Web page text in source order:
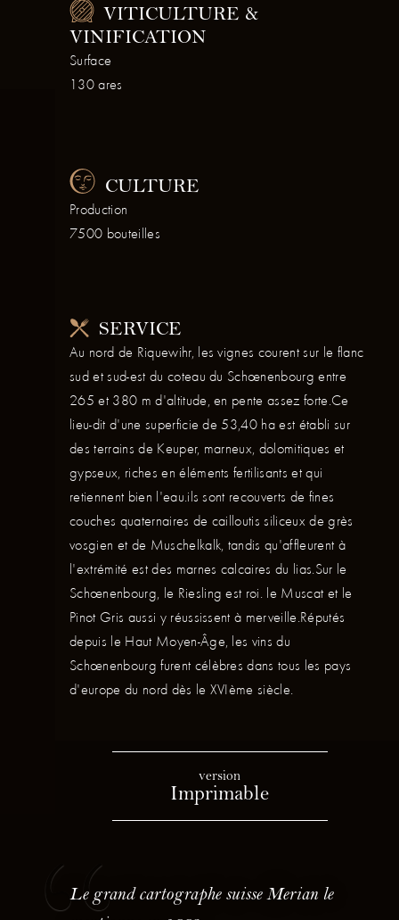
VITICULTURE &
VINIFICATION
Surface
130 ares
CULTURE
Production
7500 bouteilles
SERVICE
Au nord de Riquewihr, les vignes courent sur le flanc
sud et sud-est du coteau du Schœnenbourg entre
265 et 380 m d'altitude, en pente assez forte.Ce
lieu-dit d'une superficie de 53,40 ha est établi sur
des terrains de Keuper, marneux, dolomitiques et
gypseux, riches en éléments fertilisants et qui
retiennent bien l'eau.ils sont recouverts de fines
couches quaternaires de cailloutis siliceux de grès
vosgien et de Muschelkalk, tandis qu'affleurent à
l'extrémité est des marnes calcaires du lias.Sur le
Schœnenbourg, le Riesling est roi. le Muscat et le
Pinot Gris aussi y réussissent à merveille.Réputés
depuis le Haut Moyen-Âge, les vins du
Schœnenbourg furent célèbres dans tous les pays
d'europe du nord dès le XVIème siècle.
version
Imprimable
Le grand cartographe suisse Merian le